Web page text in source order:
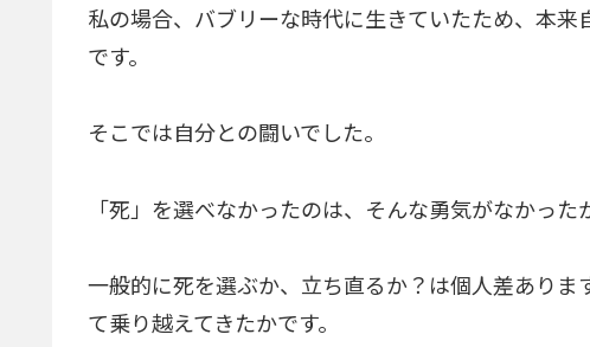
私の場合、バブリーな時代に生きていたため、本
です。
そこでは自分との闘いでした。
「死」を選べなかったのは、そんな勇気がなかった
一般的に死を選ぶか、立ち直るか？は個人差あり
て乗り越えてきたかです。